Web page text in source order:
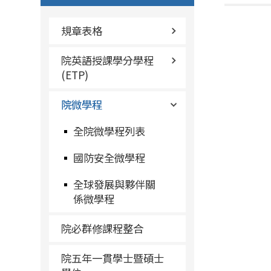
規章表格
院英語授課學分學程
(ETP)
院微學程
全院微學程列表
國防安全微學程
全球發展與夥伴關
係微學程
院必群修課程整合
院五年一貫學士暨碩士